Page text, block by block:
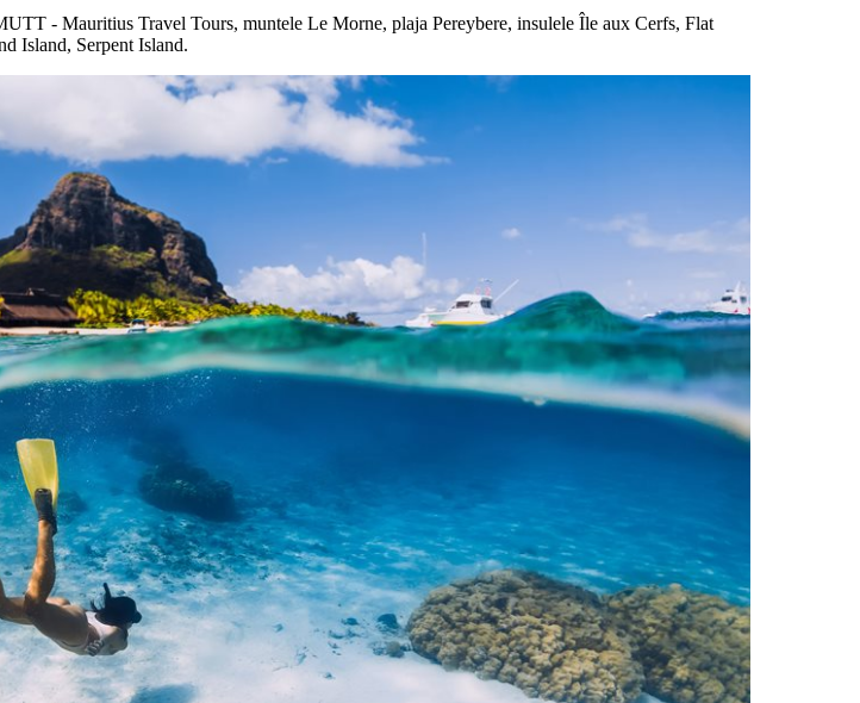
- Mauritius Travel Tours, muntele Le Morne, plaja Pereybere, insulele Île aux Cerfs, Flat
Island, Serpent Island.